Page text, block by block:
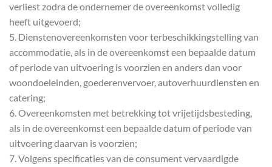
verliest zodra de ondernemer de overeenkomst volledig
heeft uitgevoerd;
5. Dienstenovereenkomsten voor terbeschikkingstelling van
accommodatie, als in de overeenkomst een bepaalde datum
of periode van uitvoering is voorzien en anders dan voor
woondoeleinden, goederenvervoer, autoverhuurdiensten en
catering;
6. Overeenkomsten met betrekking tot vrijetijdsbesteding,
als in de overeenkomst een bepaalde datum of periode van
uitvoering daarvan is voorzien;
7. Volgens specificaties van de consument vervaardigde